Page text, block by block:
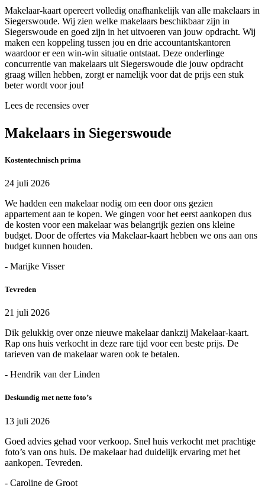
Makelaar-kaart opereert volledig onafhankelijk van alle makelaars in
Siegerswoude. Wij zien welke makelaars beschikbaar zijn in
Siegerswoude en goed zijn in het uitvoeren van jouw opdracht. Wij
maken een koppeling tussen jou en drie accountantskantoren
waardoor er een win-win situatie ontstaat. Deze onderlinge
concurrentie van makelaars uit Siegerswoude die jouw opdracht
graag willen hebben, zorgt er namelijk voor dat de prijs een stuk
beter wordt voor jou!
Lees de recensies over
Makelaars in Siegerswoude
Kostentechnisch prima
24 juli 2026
We hadden een makelaar nodig om een door ons gezien
appartement aan te kopen. We gingen voor het eerst aankopen dus
de kosten voor een makelaar was belangrijk gezien ons kleine
budget. Door de offertes via Makelaar-kaart hebben we ons aan ons
budget kunnen houden.
- Marijke Visser
Tevreden
21 juli 2026
Dik gelukkig over onze nieuwe makelaar dankzij Makelaar-kaart.
Rap ons huis verkocht in deze rare tijd voor een beste prijs. De
tarieven van de makelaar waren ook te betalen.
- Hendrik van der Linden
Deskundig met nette foto’s
13 juli 2026
Goed advies gehad voor verkoop. Snel huis verkocht met prachtige
foto’s van ons huis. De makelaar had duidelijk ervaring met het
aankopen. Tevreden.
- Caroline de Groot